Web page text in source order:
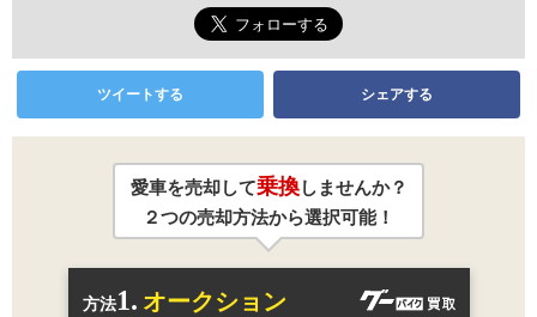
ツイートする シェアする
愛車を売却して乗換しませんか？
２つの売却方法から選択可能！
方法1. オークション